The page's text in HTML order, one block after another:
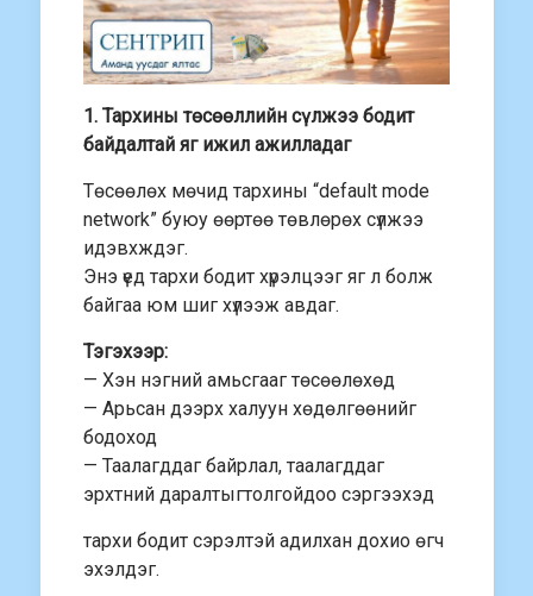
1. Тархины төсөөллийн сүлжээ бодит
байдалтай яг ижил ажилладаг
Төсөөлөх мөчид тархины “default mode
network” буюу өөртөө төвлөрөх сүлжээ
идэвхждэг.
Энэ үед тархи бодит хүрэлцээг яг л болж
байгаа юм шиг хүлээж авдаг.
Тэгэхээр:
— Хэн нэгний амьсгааг төсөөлөхөд
— Арьсан дээрх халуун хөдөлгөөнийг
бодоход
— Таалагддаг байрлал, таалагддаг
эрхтний даралтыгтолгойдоо сэргээхэд
тархи бодит сэрэлтэй адилхан дохио өгч
эхэлдэг.